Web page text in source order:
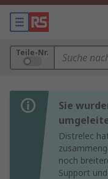
Teile-Nr.
Sie
Distrelec
noch
Support